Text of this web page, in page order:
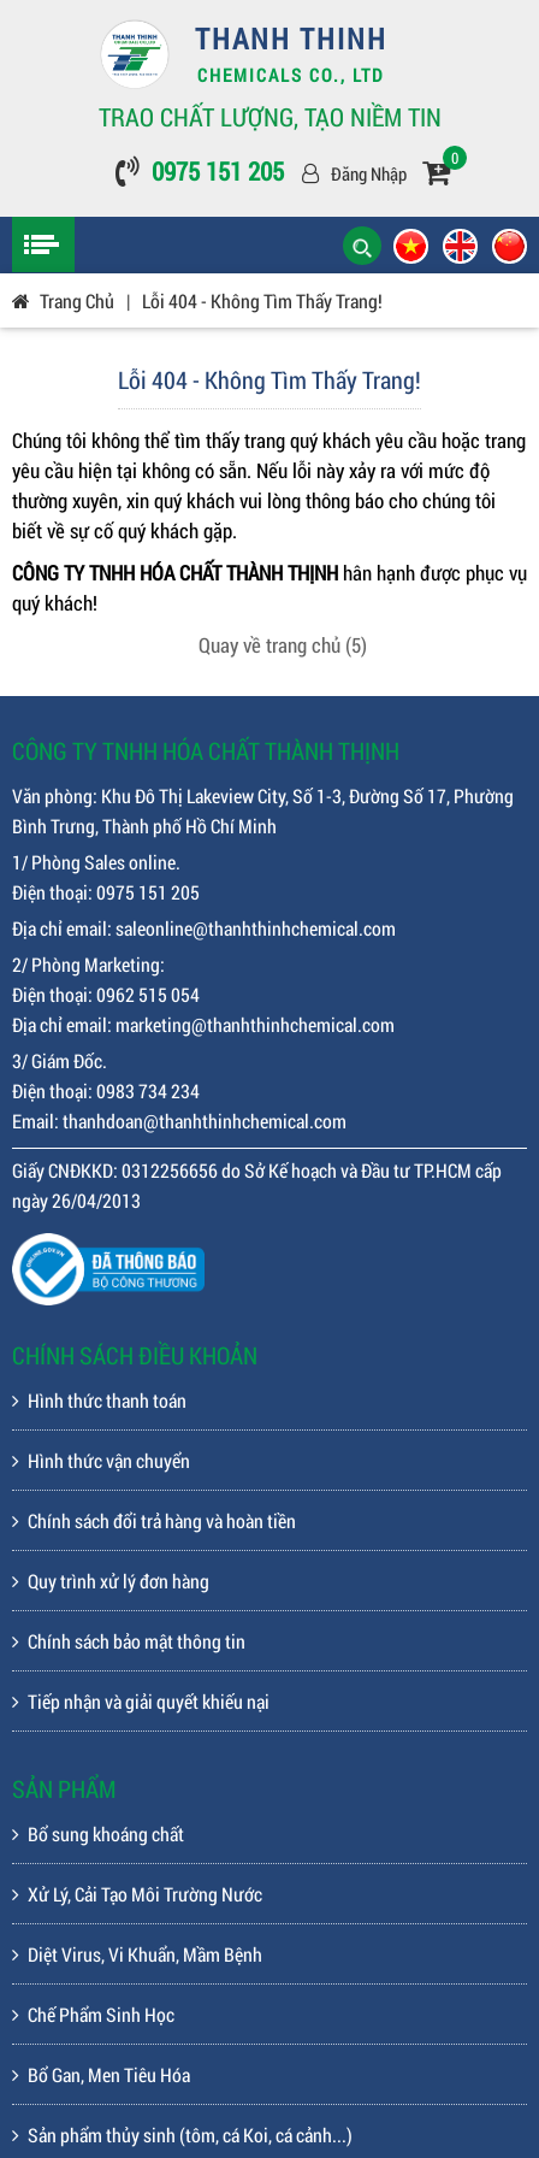
THANH THINH
CHEMICALS CO., LTD
TRAO CHẤT LƯỢNG, TẠO NIỀM TIN
0975 151 205
Đăng Nhập
0
Trang Chủ | Lỗi 404 - Không Tìm Thấy Trang!
Lỗi 404 - Không Tìm Thấy Trang!
Chúng tôi không thể tìm thấy trang quý khách yêu cầu hoặc trang
yêu cầu hiện tại không có sẵn. Nếu lỗi này xảy ra với mức độ
thường xuyên, xin quý khách vui lòng thông báo cho chúng tôi
biết về sự cố quý khách gặp.
CÔNG TY TNHH HÓA CHẤT THÀNH THỊNH hân hạnh được phục vụ
quý khách!
Quay về trang chủ (5)
CÔNG TY TNHH HÓA CHẤT THÀNH THỊNH
Văn phòng: Khu Đô Thị Lakeview City, Số 1-3, Đường Số 17, Phường
Bình Trưng, Thành phố Hồ Chí Minh
1/ Phòng Sales online.
Điện thoại: 0975 151 205
Địa chỉ email: saleonline@thanhthinhchemical.com
2/ Phòng Marketing:
Điện thoại: 0962 515 054
Địa chỉ email: marketing@thanhthinhchemical.com
3/ Giám Đốc.
Điện thoại: 0983 734 234
Email: thanhdoan@thanhthinhchemical.com
Giấy CNĐKKD: 0312256656 do Sở Kế hoạch và Đầu tư TP.HCM cấp
ngày 26/04/2013
CHÍNH SÁCH ĐIỀU KHOẢN
Hình thức thanh toán
Hình thức vận chuyển
Chính sách đổi trả hàng và hoàn tiền
Quy trình xử lý đơn hàng
Chính sách bảo mật thông tin
Tiếp nhận và giải quyết khiếu nại
SẢN PHẨM
Bổ sung khoáng chất
Xử Lý, Cải Tạo Môi Trường Nước
Diệt Virus, Vi Khuẩn, Mầm Bệnh
Chế Phẩm Sinh Học
Bổ Gan, Men Tiêu Hóa
Sản phẩm thủy sinh (tôm, cá Koi, cá cảnh...)